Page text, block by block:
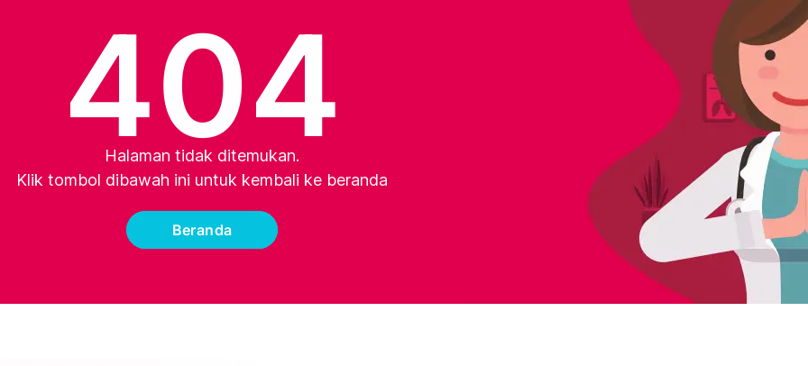
404
Halaman tidak ditemukan.
Klik tombol dibawah ini untuk kembali ke beranda
Beranda